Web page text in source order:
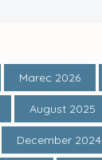
Marec 2026
August 2025
December 2024